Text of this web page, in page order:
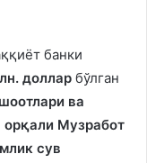
банки
доллар бўлган
ва
орқали Музработ
сув